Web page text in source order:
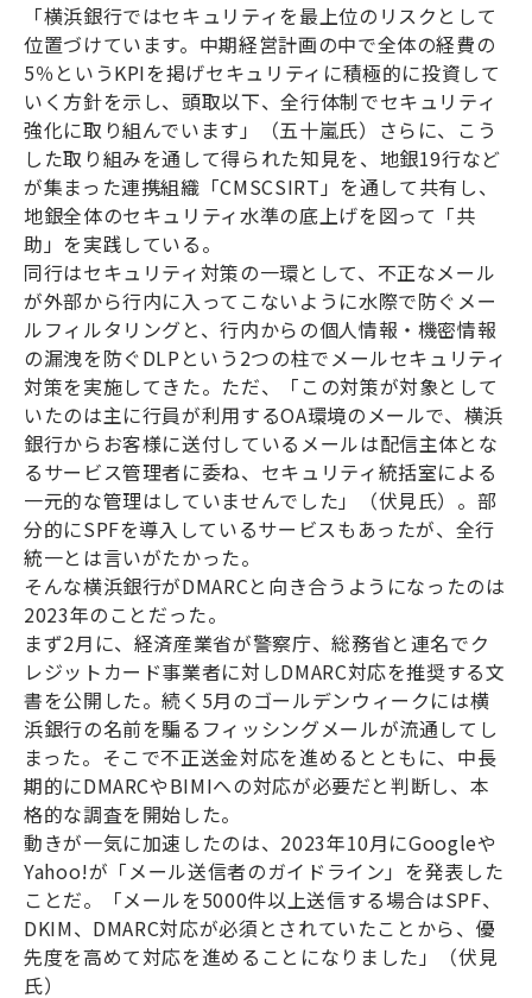
「横浜銀行ではセキュリティを最上位のリスクとして
位置づけています。中期経営計画の中で全体の経費の
5％というKPIを掲げセキュリティに積極的に投資して
いく方針を示し、頭取以下、全行体制でセキュリティ
強化に取り組んでいます」（五十嵐氏）さらに、こう
した取り組みを通して得られた知見を、地銀19行など
が集まった連携組織「CMSCSIRT」を通して共有し、
地銀全体のセキュリティ水準の底上げを図って「共
助」を実践している。
同行はセキュリティ対策の一環として、不正なメール
が外部から行内に入ってこないように水際で防ぐメー
ルフィルタリングと、行内からの個人情報・機密情報
の漏洩を防ぐDLPという2つの柱でメールセキュリティ
対策を実施してきた。ただ、「この対策が対象として
いたのは主に行員が利用するOA環境のメールで、横浜
銀行からお客様に送付しているメールは配信主体とな
るサービス管理者に委ね、セキュリティ統括室による
一元的な管理はしていませんでした」（伏見氏）。部
分的にSPFを導入しているサービスもあったが、全行
統一とは言いがたかった。
そんな横浜銀行がDMARCと向き合うようになったのは
2023年のことだった。
まず2月に、経済産業省が警察庁、総務省と連名でク
レジットカード事業者に対しDMARC対応を推奨する文
書を公開した。続く5月のゴールデンウィークには横
浜銀行の名前を騙るフィッシングメールが流通してし
まった。そこで不正送金対応を進めるとともに、中長
期的にDMARCやBIMIへの対応が必要だと判断し、本
格的な調査を開始した。
動きが一気に加速したのは、2023年10月にGoogleや
Yahoo!が「メール送信者のガイドライン」を発表した
ことだ。「メールを5000件以上送信する場合はSPF、
DKIM、DMARC対応が必須とされていたことから、優
先度を高めて対応を進めることになりました」（伏見
氏）